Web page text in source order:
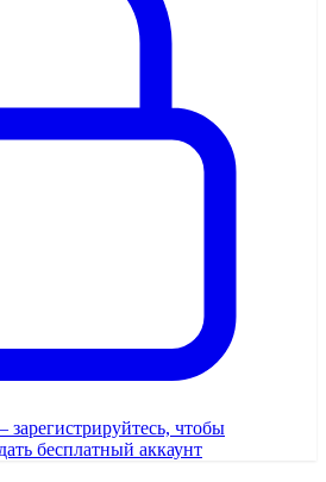
чтобы
бесплатный аккаунт